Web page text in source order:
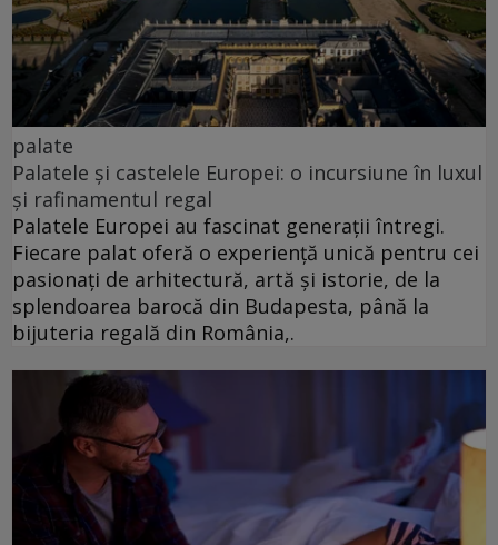
palate
Palatele și castelele Europei: o incursiune în luxul
și rafinamentul regal
Palatele Europei au fascinat generații întregi.
Fiecare palat oferă o experiență unică pentru cei
pasionați de arhitectură, artă și istorie, de la
splendoarea barocă din Budapesta, până la
bijuteria regală din România,.